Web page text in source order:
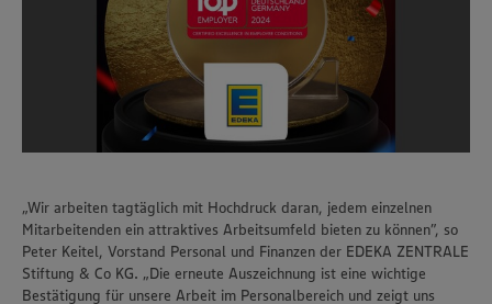
„Wir arbeiten tagtäglich mit Hochdruck daran, jedem einzelnen
Mitarbeitenden ein attraktives Arbeitsumfeld bieten zu können”, so
Peter Keitel, Vorstand Personal und Finanzen der EDEKA ZENTRALE
Stiftung & Co KG. „Die erneute Auszeichnung ist eine wichtige
Bestätigung für unsere Arbeit im Personalbereich und zeigt uns